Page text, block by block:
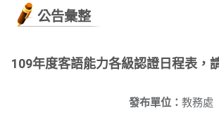
公告彙整
109年度客語能力各級認證日程表，
發布單位： 教務處